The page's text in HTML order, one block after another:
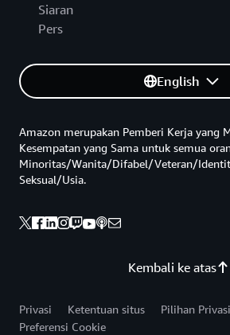
Siaran
Pers
English
Kembali ke atas
Amazon merupakan Pemberi Kerja yang
Kesempatan yang Sama untuk semua
Minoritas/Wanita/Difabel/Veteran/
Seksual/Usia.
Privasi Ketentuan situs
Pilihan
Preferensi Cookie